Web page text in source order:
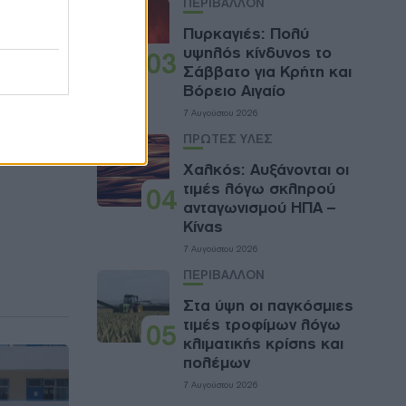
03
Πυρκαγιές: Πολύ
υψηλός κίνδυνος το
Σάββατο για Κρήτη και
Βόρειο Αιγαίο
7 Αυγούστου 2026
04
ΠΡΩΤΕΣ ΥΛΕΣ
Χαλκός: Αυξάνονται οι
τιμές λόγω σκληρού
ανταγωνισμού ΗΠΑ –
Κίνας
7 Αυγούστου 2026
05
ΠΕΡΙΒΑΛΛΟΝ
Στα ύψη οι παγκόσμιες
τιμές τροφίμων λόγω
κλιματικής κρίσης και
πολέμων
7 Αυγούστου 2026